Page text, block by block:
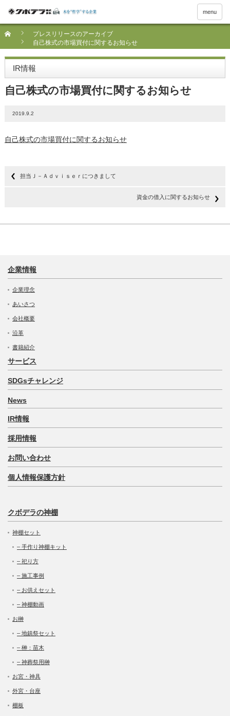
menu
プレスリリースのアーカイブ
自己株式の市場買付に関するお知らせ
IR情報
自己株式の市場買付に関するお知らせ
2019.9.2
自己株式の市場買付に関するお知らせ
担当Ｊ－Ａｄｖｉｓｅｒにつきまして
資金の借入に関するお知らせ
企業情報
企業理念
あいさつ
会社概要
沿革
書籍紹介
サービス
SDGsチャレンジ
News
IR情報
採用情報
お問い合わせ
個人情報保護方針
クボデラの神棚
神棚セット
– 手作り神棚キット
– 祀り方
– 施工事例
– お供えセット
– 神棚動画
お榊
– 地鎮祭セット
– 榊：苗木
– 神葬祭用榊
お宮・神具
外宮・台座
棚板